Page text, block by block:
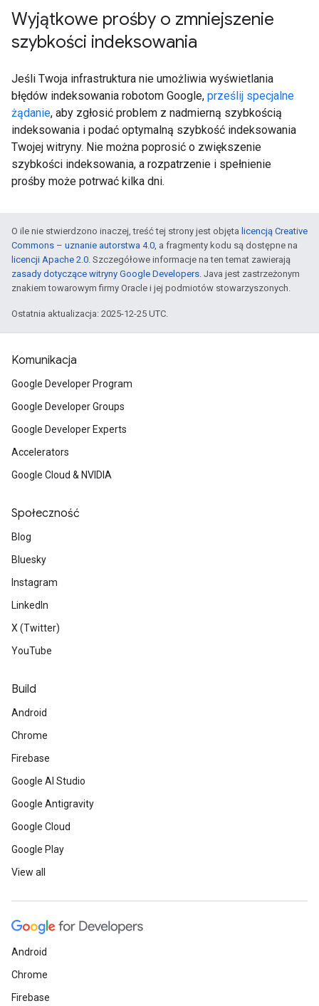
Wyjątkowe prośby o zmniejszenie
szybkości indeksowania
Jeśli Twoja infrastruktura nie umożliwia wyświetlania
błędów indeksowania robotom Google, prześlij specjalne
żądanie, aby zgłosić problem z nadmierną szybkością
indeksowania i podać optymalną szybkość indeksowania
Twojej witryny. Nie można poprosić o zwiększenie
szybkości indeksowania, a rozpatrzenie i spełnienie
prośby może potrwać kilka dni.
O ile nie stwierdzono inaczej, treść tej strony jest objęta licencją Creative
Commons – uznanie autorstwa 4.0, a fragmenty kodu są dostępne na
licencji Apache 2.0. Szczegółowe informacje na ten temat zawierają
zasady dotyczące witryny Google Developers. Java jest zastrzeżonym
znakiem towarowym firmy Oracle i jej podmiotów stowarzyszonych.
Ostatnia aktualizacja: 2025-12-25 UTC.
Komunikacja
Google Developer Program
Google Developer Groups
Google Developer Experts
Accelerators
Google Cloud & NVIDIA
Społeczność
Blog
Bluesky
Instagram
LinkedIn
X (Twitter)
YouTube
Build
Android
Chrome
Firebase
Google AI Studio
Google Antigravity
Google Cloud
Google Play
View all
Android
Chrome
Firebase